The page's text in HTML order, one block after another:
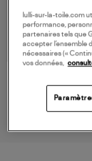
Sac Bellissima
lulli-sur-la-toile.com
performance,
partenaires tels que
accepter l’ensemble
nécessaires («
vos données,